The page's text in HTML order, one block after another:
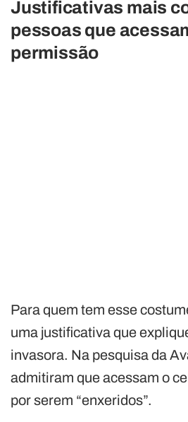
Justificativas mais
pessoas que
permissão
Para quem tem esse
uma justificativa que
invasora. Na pesquisa da
admitiram que acessam o
por serem “enxeridos”.